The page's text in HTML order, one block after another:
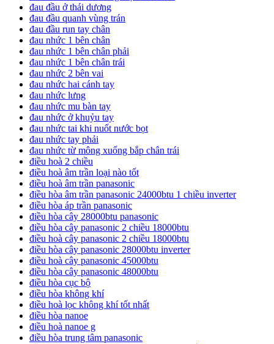
đau đầu ở thái dương
đau đầu quanh vùng trán
đau đầu run tay chân
đau nhức 1 bên chân
đau nhức 1 bên chân phải
đau nhức 1 bên chân trái
đau nhức 2 bên vai
đau nhức hai cánh tay
đau nhức lưng
đau nhức mu bàn tay
đau nhức ở khuỷu tay
đau nhức tai khi nuốt nước bọt
đau nhức tay phải
đau nhức từ mông xuống bắp chân trái
điều hoà 2 chiều
điều hoà âm trần loại nào tốt
điều hoà âm trần panasonic
điều hòa âm trần panasonic 24000btu 1 chiều inverter
điều hòa áp trần panasonic
điều hòa cây 28000btu panasonic
điều hòa cây panasonic 2 chiều 18000btu
điều hoà cây panasonic 2 chiều 18000btu
điều hòa cây panasonic 28000btu inverter
điều hoà cây panasonic 45000btu
điều hòa cây panasonic 48000btu
điều hòa cục bộ
điều hòa không khí
điều hoà lọc không khí tốt nhất
điều hòa nanoe
điều hoà nanoe g
điều hòa trung tâm panasonic